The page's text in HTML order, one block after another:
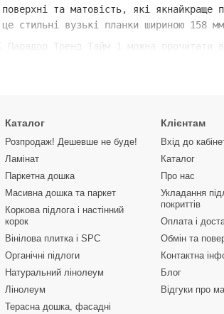
та матовість, які якнайкраще
стильні вузькі планки шириною 158
Парадор Тренд Тайм 1 можна прочитати
Каталог
Розпродаж! Дешевше не буде!
Ламінат
Паркетна дошка
Масивна дошка та паркет
Коркова підлога і настінний
корок
Вінілова плитка і SPC
Органічні підлоги
Натуральний лінолеум
Лінолеум
Терасна дошка, фасадні
Клієнтам
Вхід до
Каталог
Про нас
Укладання
покриттів
Оплата і
Обмін та
Контактна
Блог
Відгуки про